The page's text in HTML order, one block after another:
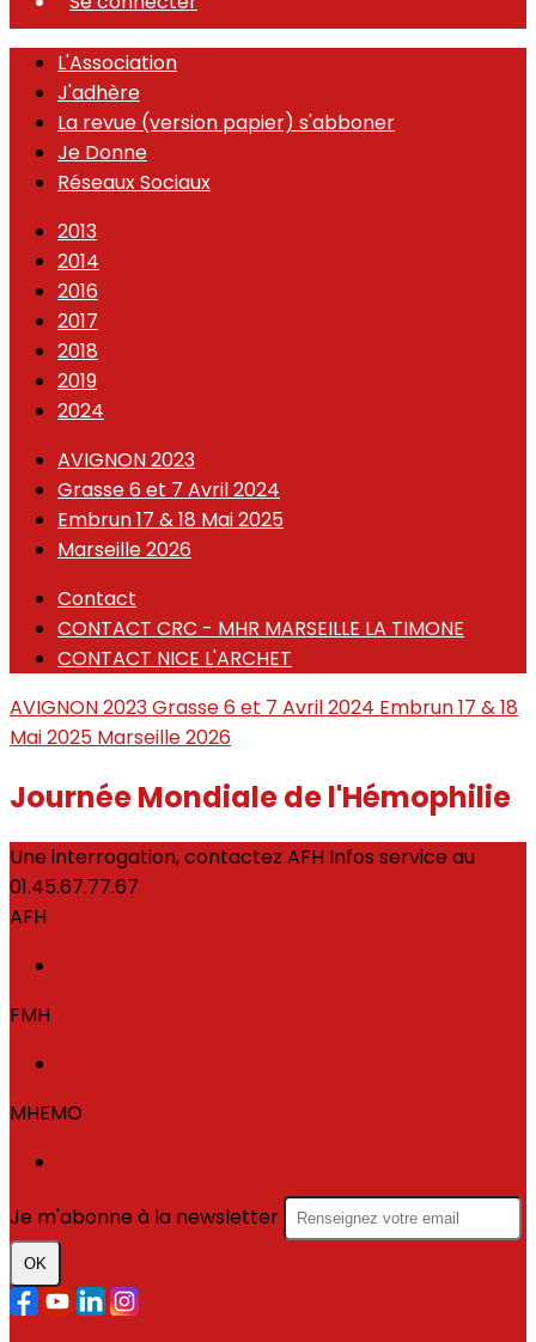
L'Association
J'adhère
La revue (version papier) s'abboner
Je Donne
Réseaux Sociaux
2013
2014
2016
2017
2018
2019
2024
AVIGNON 2023
Grasse 6 et 7 Avril 2024
Embrun 17 & 18 Mai 2025
Marseille 2026
Contact
CONTACT CRC - MHR MARSEILLE LA TIMONE
CONTACT NICE L'ARCHET
AVIGNON 2023Grasse 6 et 7 Avril 2024 Embrun 17 & 18
Mai 2025 Marseille 2026
Journée Mondiale de l'Hémophilie
Une interrogation, contactez AFH Infos service au
01.45.67.77.67
AFH
FMH
MHEMO
Je m'abonne à la newsletter
OK